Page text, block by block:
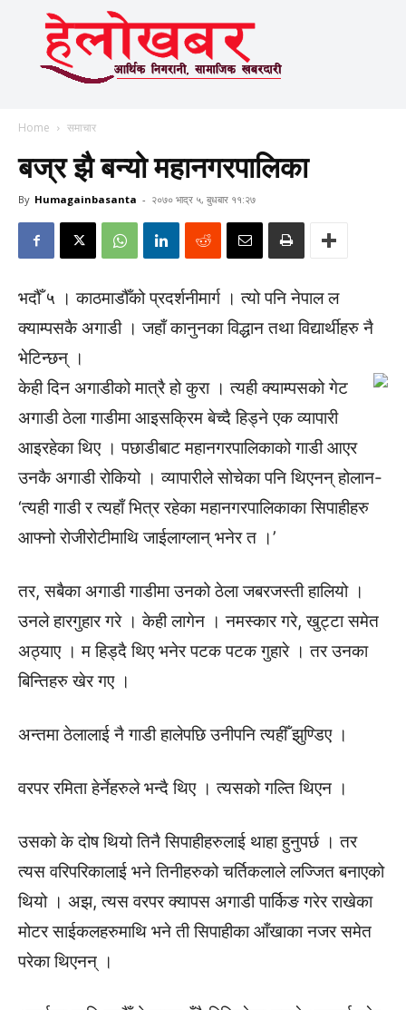
Home समाचार
बज्र झै बन्यो महानगरपालिका
By Humagainbasanta - २०७० भाद्र ५, बुधबार ११:२७
भदौँ ५ । काठमाडौँको प्रदर्शनीमार्ग । त्यो पनि नेपाल ल
क्याम्पसकै अगाडी । जहाँ कानुनका विद्धान तथा विद्यार्थीहरु नै
भेटिन्छन् ।
केही दिन अगाडीको मात्रै हो कुरा । त्यही क्याम्पसको गेट
अगाडी ठेला गाडीमा आइसक्रिम बेच्दै हिड्ने एक व्यापारी
आइरहेका थिए । पछाडीबाट महानगरपालिकाको गाडी आएर
उनकै अगाडी रोकियो । व्यापारीले सोचेका पनि थिएनन् होलान-
‘त्यही गाडी र त्यहाँ भित्र रहेका महानगरपालिकाका सिपाहीहरु
आफ्नो रोजीरोटीमाथि जाईलाग्लान् भनेर त ।’
तर, सबैका अगाडी गाडीमा उनको ठेला जबरजस्ती हालियो ।
उनले हारगुहार गरे । केही लागेन । नमस्कार गरे, खुट्टा समेत
अठ्याए । म हिड्दै थिए भनेर पटक पटक गुहारे । तर उनका
बिन्तिहरु खेर गए ।
अन्तमा ठेलालाई नै गाडी हालेपछि उनीपनि त्यहीँ झुण्डिए ।
वरपर रमिता हेर्नेहरुले भन्दै थिए । त्यसको गल्ति थिएन ।
उसको के दोष थियो तिनै सिपाहीहरुलाई थाहा हुनुपर्छ । तर
त्यस वरिपरिकालाई भने तिनीहरुको चर्तिकलाले लज्जित बनाएको
थियो । अझ, त्यस वरपर क्यापस अगाडी पार्किङ गरेर राखेका
मोटर साईकलहरुमाथि भने ती सिपाहीका आँखाका नजर समेत
परेका थिएनन् ।